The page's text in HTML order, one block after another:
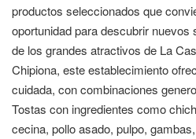
productos seleccionados que
oportunidad para descubrir
de los grandes atractivos de La
Chipiona, este establecimiento
cuidada, con combinaciones
Tostas con ingredientes como
cecina, pollo asado, pulpo,